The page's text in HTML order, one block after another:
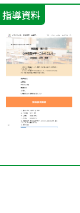
指導資料